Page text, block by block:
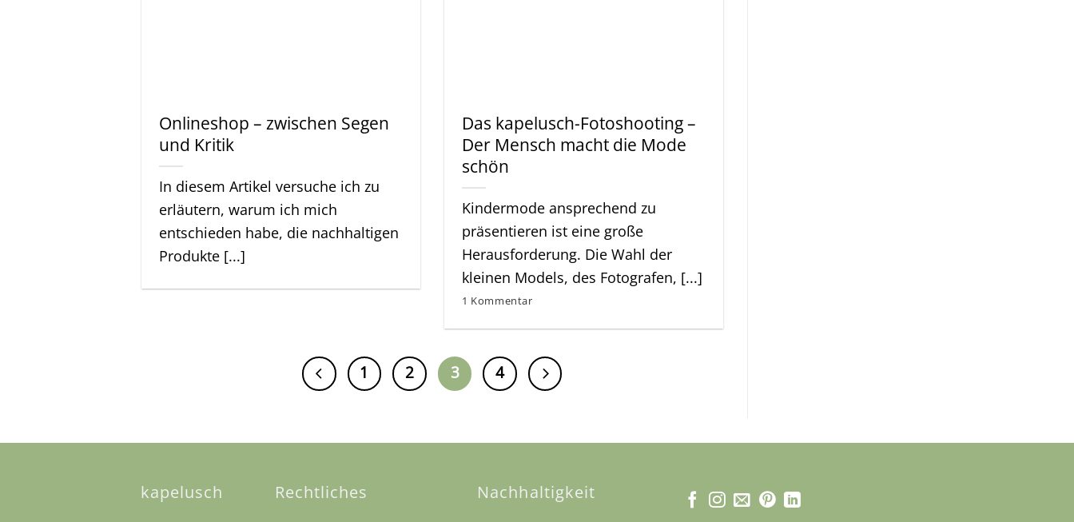
Onlineshop – zwischen Segen
und Kritik
In diesem Artikel versuche ich zu
erläutern, warum ich mich
entschieden habe, die nachhaltigen
Produkte [...]
Das kapelusch-Fotoshooting –
Der Mensch macht die Mode
schön
Kindermode ansprechend zu
präsentieren ist eine große
Herausforderung. Die Wahl der
kleinen Models, des Fotografen, [...]
1 Kommentar
1 2 3 4
kapelusch Rechtliches Nachhaltigkeit